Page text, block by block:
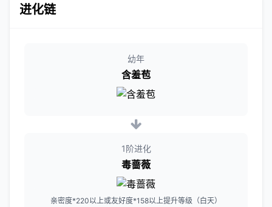
进化链
幼年
含羞苞
1阶进化
毒蔷薇
亲密度*220以上或友好度*158以上提升等级（白天）